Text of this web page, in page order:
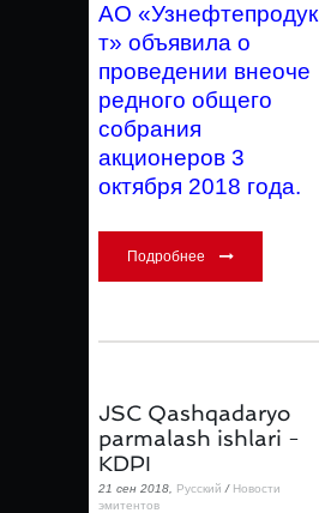
АО «Узнефтепродук
т» объявила о
проведении внеоче
редного общего
собрания
акционеров 3
октября 2018 года.
Подробнее
JSC Qashqadaryo
parmalash ishlari -
KDPI
21 сен 2018, Русский / Новости
эмитентов